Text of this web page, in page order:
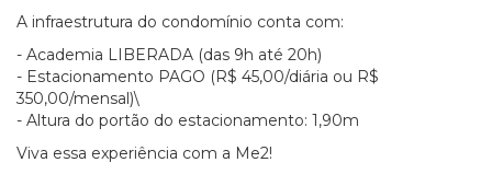
A infraestrutura do condomínio conta com:
- Academia LIBERADA (das 9h até 20h)
- Estacionamento PAGO (R$ 45,00/diária ou R$
350,00/mensal)\
- Altura do portão do estacionamento: 1,90m
Viva essa experiência com a Me2!